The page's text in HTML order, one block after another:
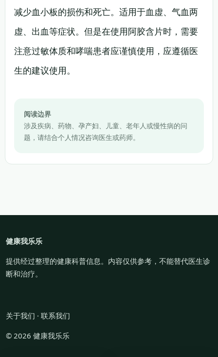
减少血小板的损伤和死亡。适用于血虚、气血两
虚、出血等症状。但是在使用阿胶含片时，需要
注意过敏体质和哮喘患者应谨慎使用，应遵循医
生的建议使用。
阅读边界
涉及疾病、药物、孕产妇、儿童、老年人或慢性病的问
题，请结合个人情况咨询医生或药师。
健康我乐乐
提供经过整理的健康科普信息。内容仅供参考，不能替代医生诊
断和治疗。
关于我们 · 联系我们
© 2026 健康我乐乐